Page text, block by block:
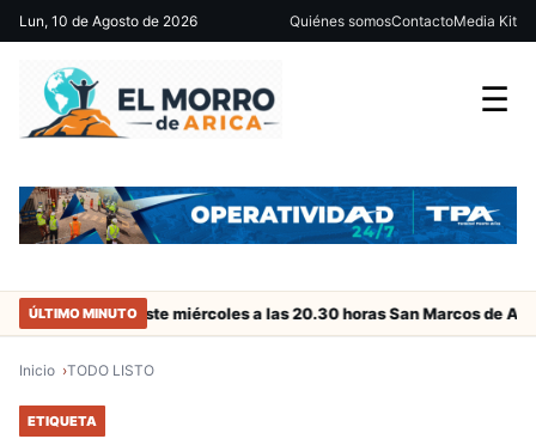
Lun, 10 de Agosto de 2026 Quiénes somosContactoMedia Kit
☰
ÚLTIMO MINUTOEste miércoles a las 20.30 horas San Marcos de
Inicio TODO LISTO
ETIQUETA